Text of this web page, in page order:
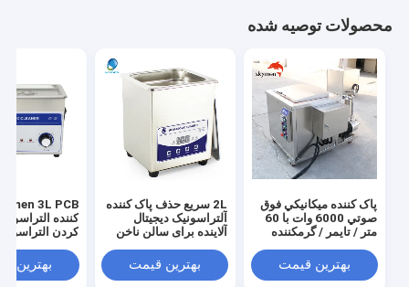
محصولات توصیه شده
پاک کننده ميكانيكي فوق
صوتي 6000 وات با 60
متر / تايمر / گرمكننده
بهترین قیمت
2L سریع حذف پاک کننده
آلتراسونیک دیجیتال
آلاینده برای سالن ناخن
بهترین قیمت
کننده
کردن
بهترین